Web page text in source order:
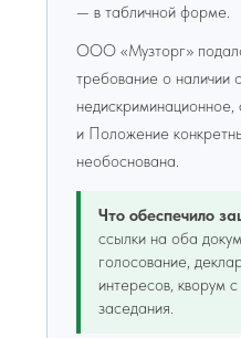
— в табличной форме.
ООО «Музторг»
требование о наличии
и Положение
необоснована.
Что обеспечило
ссылки на оба
голосование,
интересов, кворум
заседания.